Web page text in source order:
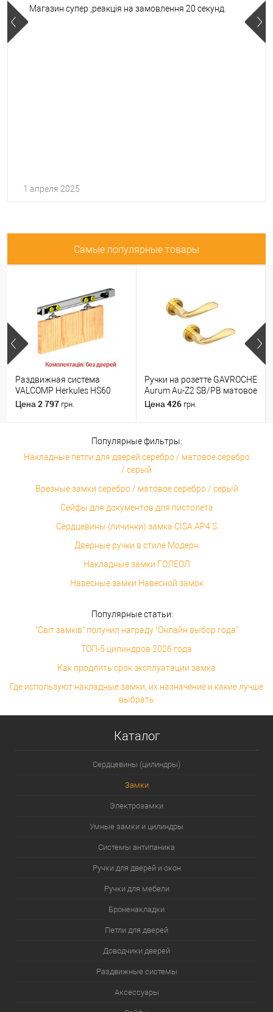
Магазин супер ,реакція на замовлення 20 секунд.
1 апреля 2025
Самые популярные товары
Раздвижная система
VALCOMP Herkules HS60
длина 1,8 м на 1 полотно
Цена 2 797 грн.
Ручки на розетте GAVROCHE
Aurum Au-Z2 SB/PB матовое
золото/золото
Цена 426 грн.
Популярные фильтры:
Накладные петли для дверей серебро / матовое серебро
/ серый
Врезные замки серебро / матовое серебро / серый
Сейфы для документов для пистолета
Сердцевины (личинки) замка CISA AP4 S
Дверные ручки в стиле Модерн
Накладные замки ГОЛЕОЛ
Навесные замки Навесной замок
Популярные статьи:
"Світ замків" получил награду "Онлайн выбор года"
ТОП-5 цилиндров 2026 года
Как продлить срок эксплуатации замка
Где используют накладные замки, их назначение и какие лучше
выбрать
Каталог
Сердцевины (цилиндры)
Замки
Электрозамки
Умные замки и цилиндры
Системы антипаника
Ручки для дверей и окон
Ручки для мебели
Броненакладки
Петли для дверей
Доводчики дверей
Раздвижные системы
Аксессуары